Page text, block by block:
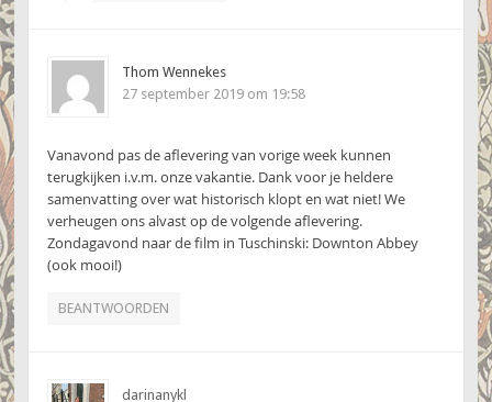
Thom Wennekes
27 september 2019 om 19:58
Vanavond pas de aflevering van vorige week kunnen
terugkijken i.v.m. onze vakantie. Dank voor je heldere
samenvatting over wat historisch klopt en wat niet! We
verheugen ons alvast op de volgende aflevering.
Zondagavond naar de film in Tuschinski: Downton Abbey
(ook mooi!)
BEANTWOORDEN
darinanykl